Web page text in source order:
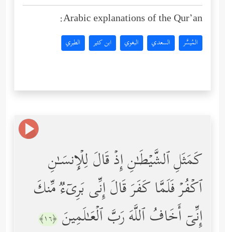
Arabic explanations of the Qur’an:
المُيسَّر السعدي البغوي ابن كثير الطبري
كَمَثَلِ ٱلشَّیۡطَـٰنِ إِذۡ قَالَ لِلۡإِنسَـٰنِ
ٱكۡفُرۡ فَلَمَّا كَفَرَ قَالَ إِنِّی بَرِیۤءࣱ مِّنكَ
إِنِّیۤ أَخَافُ ٱللَّهَ رَبَّ ٱلۡعَـٰلَمِینَ ﴿١٦﴾